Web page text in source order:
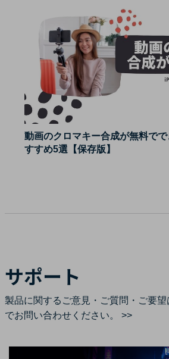
動画のクロマキー合成が無料で
すすめ5選【保存版】
サポート
製品に関するご意見・ご質問・ご要望
でお問い合わせください。 >>